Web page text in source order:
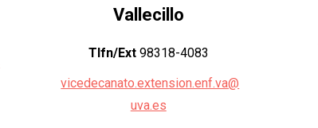
Vallecillo
Tlfn/Ext98318-4083
vicedecanato.extension.enf.va@
uva.es